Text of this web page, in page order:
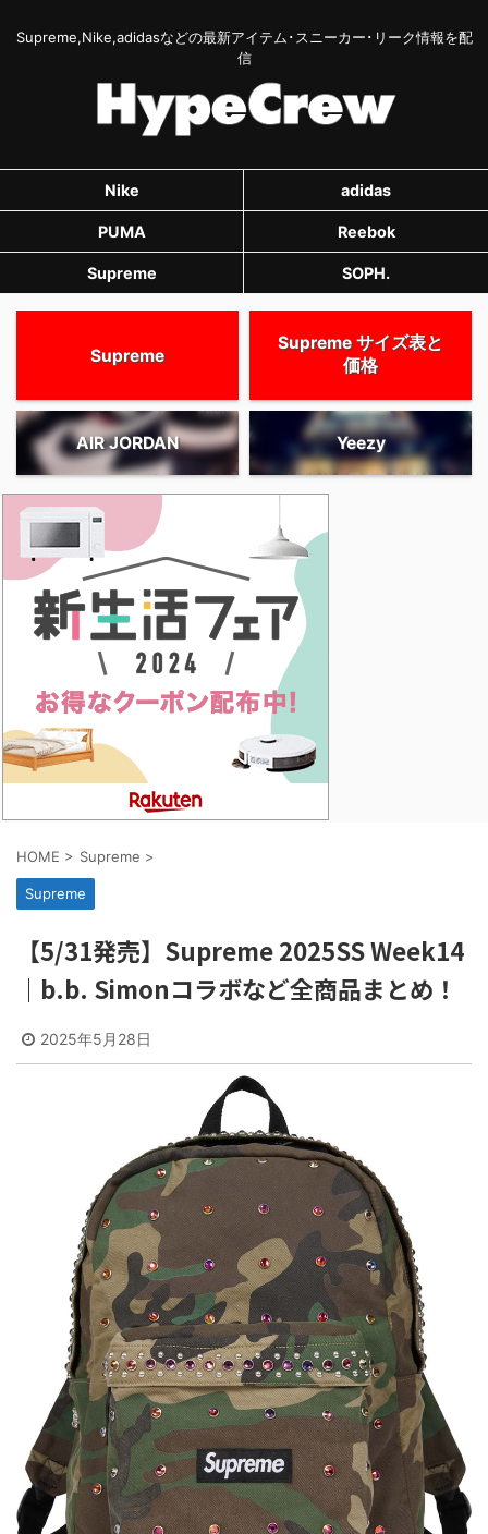
Supreme,Nike,adidasなどの最新アイテム･スニーカー･リーク情報を配
信
Nike adidas
PUMA Reebok
Supreme SOPH.
Supreme
Supreme サイズ表と
価格
AIR JORDAN Yeezy
HOME > Supreme >
Supreme
【5/31発売】Supreme 2025SS Week14
｜b.b. Simonコラボなど全商品まとめ！
2025年5月28日